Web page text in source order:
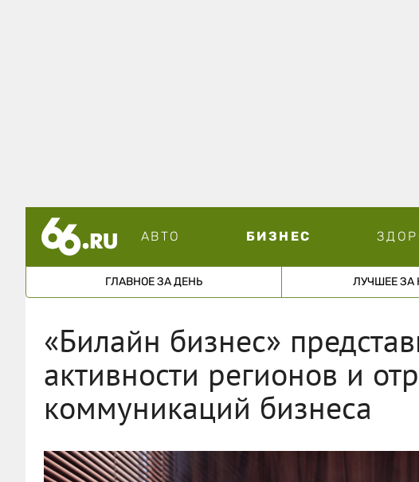
АВТО БИЗНЕС
ГЛАВНОЕ ЗА ДЕНЬ ЛУЧШЕЕ ЗА
«Билайн бизнес»
активности регионов и
коммуникаций бизнеса